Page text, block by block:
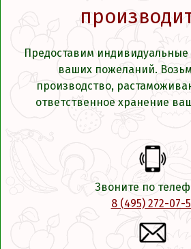
Предоставим индивидуальные
ваших пожеланий.
производство,
ответственное хранение
Звоните по
8 (495) 272-07-